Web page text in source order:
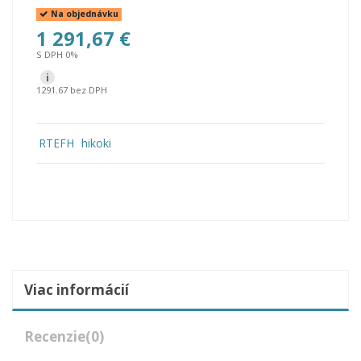
Na objednávku
1 291,67 €
S DPH 0%
i
1291.67 bez DPH
RTEFH hikoki
Viac informácií
Recenzie(0)